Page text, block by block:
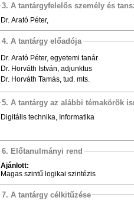
3. A tantárgyfelelős személy és
Dr. Arató Péter,
4. A tantárgy előadója
Dr. Arató Péter, egyetemi tanár
Dr. Horváth István, adjunktus
Dr. Horváth Tamás, tud. mts.
5. A tantárgy az alábbi témakörök
Digitális technika, Informatika
6. Előtanulmányi rend
Ajánlott:
Magas szintű logikai szintézis
7. A tantárgy célkitűzése